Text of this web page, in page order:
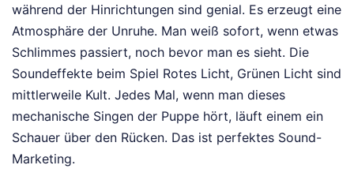
während der Hinrichtungen sind genial. Es erzeugt eine
Atmosphäre der Unruhe. Man weiß sofort, wenn etwas
Schlimmes passiert, noch bevor man es sieht. Die
Soundeffekte beim Spiel Rotes Licht, Grünen Licht sind
mittlerweile Kult. Jedes Mal, wenn man dieses
mechanische Singen der Puppe hört, läuft einem ein
Schauer über den Rücken. Das ist perfektes Sound-
Marketing.